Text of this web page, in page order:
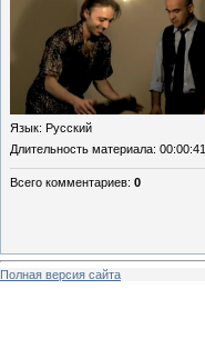
Язык: Русский
Длительность материала: 00:00:41
Всего комментариев: 0
Полная версия сайта